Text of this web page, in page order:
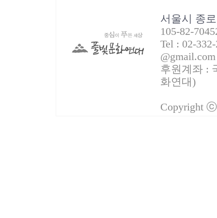
서울시 종
105-82-
Tel : 02-
@gmail.com
후원계좌 :
화연대)
Copyright